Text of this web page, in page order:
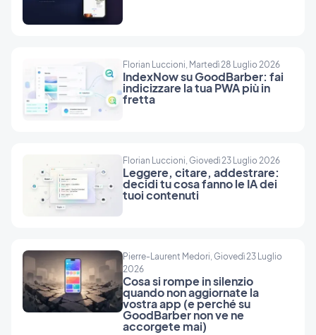
Florian Luccioni, Martedì 28 Luglio 2026
IndexNow su GoodBarber: fai
indicizzare la tua PWA più in
fretta
Florian Luccioni, Giovedì 23 Luglio 2026
Leggere, citare, addestrare:
decidi tu cosa fanno le IA dei
tuoi contenuti
Pierre-Laurent Medori, Giovedì 23 Luglio
2026
Cosa si rompe in silenzio
quando non aggiornate la
vostra app (e perché su
GoodBarber non ve ne
accorgete mai)